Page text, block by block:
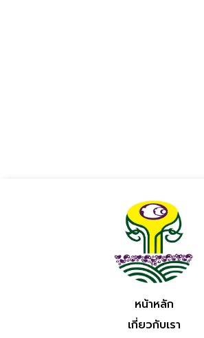
หน้าหลัก
เกี่ยวกับเรา